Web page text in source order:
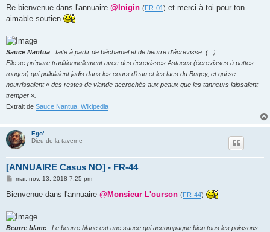
s
a
e
Re-bienvenue dans l'annuaire @Inigin (FR-01 ) et merci à toi pour ton
aimable soutien
Sauce Nantua : faite à partir de béchamel et de beurre d'écrevisse. (...)
Elle se prépare traditionnellement avec des écrevisses Astacus (écrevisses à pattes
rouges) qui pullulaient jadis dans les cours d’eau et les lacs du Bugey, et qui se
nourrissaient « des restes de viande accrochés aux peaux que les tanneurs laissaient
tremper ».
Extrait de Sauce Nantua, Wikipedia
Ego'
Dieu de la taverne
[ANNUAIRE Casus NO] - FR-44
M
s
g
e
mar. nov. 13, 2018 7:25 pm
Bienvenue dans l'annuaire @Monsieur L'ourson (FR-44)
Beurre blanc : Le beurre blanc est une sauce qui accompagne bien tous les poissons